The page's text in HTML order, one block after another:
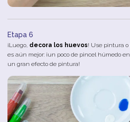
Etapa 6
¡Luego, decora los huevos! Use pintura o
es aún mejor: ¡un poco de pincel húmedo
un gran efecto de pintura!